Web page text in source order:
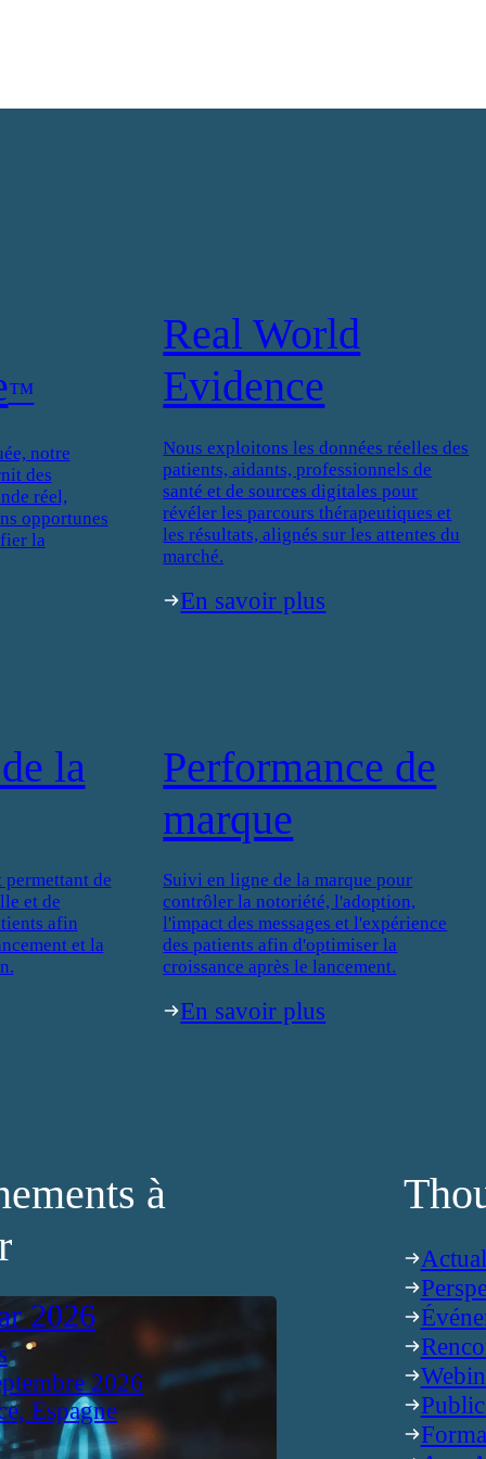
™
notre
des
réel,
opportunes
la
Real World
Evidence
Nous exploitons les données réelles des
patients, aidants, professionnels de
santé et de sources digitales pour
révéler les parcours thérapeutiques et
les résultats, alignés sur les attentes du
marché.
En savoir plus
la
permettant de
et de
afin
et la
Performance de
marque
Suivi en ligne de la marque pour
contrôler la notoriété, l'adoption,
l'impact des messages et l'expérience
des patients afin d'optimiser la
croissance après le lancement.
En savoir plus
à
2026
2026
Espagne